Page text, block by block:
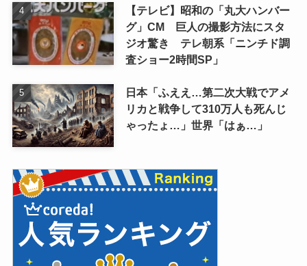
【テレビ】昭和の「丸大ハンバー
グ」CM 巨人の撮影方法にスタ
ジオ驚き テレ朝系「ニンチド調
査ショー2時間SP」
日本「ふええ…第二次大戦でアメ
リカと戦争して310万人も死んじ
ゃったょ…」世界「はぁ…」